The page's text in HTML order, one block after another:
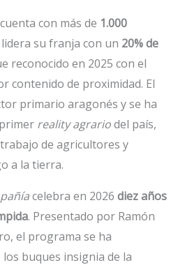
con más de 1.000
su franja con un 20% de
reconocido en 2025 con el
contenido de proximidad. El
primario aragonés y se ha
reality agrariodel país,
de agricultores y
a la tierra.
celebra en 2026 diez años
. Presentado por Ramón
el programa se ha
buques insignia de la